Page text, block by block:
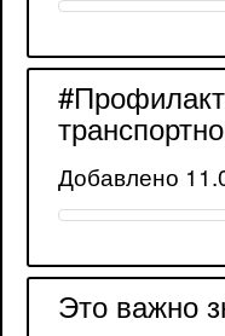
Добавлено
Это важно